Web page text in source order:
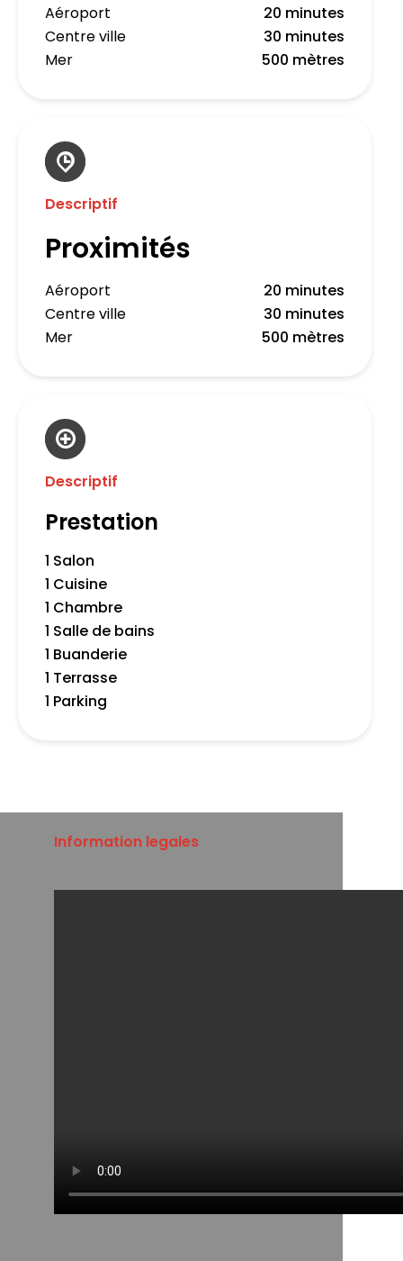
Aéroport
20 minutes
Centre ville
30 minutes
Mer
500 mètres
Descriptif
Proximités
Aéroport
20 minutes
Centre ville
30 minutes
Mer
500 mètres
Descriptif
Prestation
1 Salon
1 Cuisine
1 Chambre
1 Salle de bains
1 Buanderie
1 Terrasse
1 Parking
Information legales